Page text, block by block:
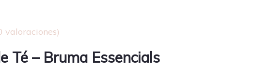
valoraciones)
Té – Bruma Essencials